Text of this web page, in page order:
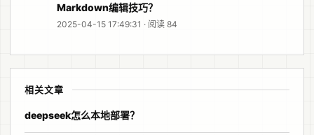
Markdown编辑技巧？
2025-04-15 17:49:31 · 阅读 84
相关文章
deepseek怎么本地部署？